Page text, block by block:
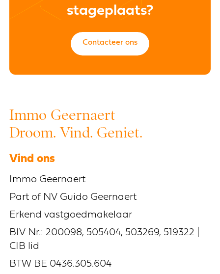
stageplaats?
Contacteer ons
Immo Geernaert
Droom. Vind. Geniet.
Vind ons
Immo Geernaert
Part of NV Guido Geernaert
Erkend vastgoedmakelaar
BIV Nr.: 200098, 505404, 503269, 519322 |
CIB lid
BTW BE 0436.305.604